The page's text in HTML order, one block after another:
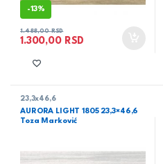
-13%
1.300,00 RSD
1.488,00RSD
23,3x46,6
AURORA LIGHT 1805 23,3×46,6
Toza Marković